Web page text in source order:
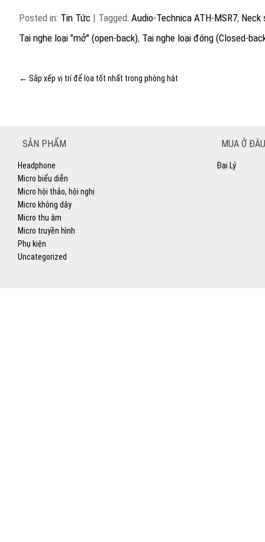
Posted in: Tin Tức | Tagged:Audio-Technica ATH-MSR7, Neck
Tai nghe loại "mở" (open-back), Tai nghe loại đóng (Closed-
← Sắp xếp vị trí để loa tốt nhất trong phòng hát
SẢN PHẨM
Headphone
Micro biểu diễn
Micro hội thảo, hội nghị
Micro không dây
Micro thu âm
Micro truyền hình
Phụ kiện
Uncategorized
MUA Ở
Đại Lý